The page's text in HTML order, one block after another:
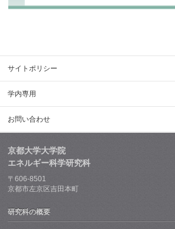
サイトポリシー
学内専用
お問い合わせ
京都大学大学院
エネルギー科学研究科
〒606-8501
京都市左京区吉田本町
研究科の概要